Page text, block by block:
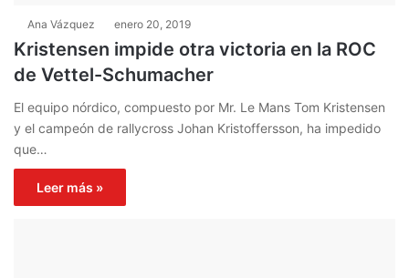
Ana Vázquez enero 20, 2019
Kristensen impide otra victoria en la ROC
de Vettel-Schumacher
El equipo nórdico, compuesto por Mr. Le Mans Tom Kristensen
y el campeón de rallycross Johan Kristoffersson, ha impedido
que…
Leer más »